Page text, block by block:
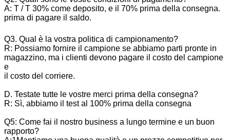
A: T / T 30% come deposito, e il 70% prima della consegna.
prima di pagare il saldo.
Q3. Qual è la vostra politica di campionamento?
R: Possiamo fornire il campione se abbiamo parti pronte in
magazzino, ma i clienti devono pagare il costo del campione
e
il costo del corriere.
D. Testate tutte le vostre merci prima della consegna?
R: Sì, abbiamo il test al 100% prima della consegna
Q5: Come fai il nostro business a lungo termine e un buon
rapporto?